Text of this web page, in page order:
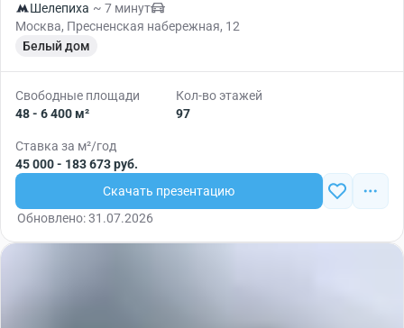
Шелепиха ~ 7 минут
Москва, Пресненская набережная, 12
Белый дом
Свободные площади
48 - 6 400 м²
Кол-во этажей
97
Ставка за м²/год
45 000 - 183 673 руб.
Скачать презентацию
Обновлено: 31.07.2026